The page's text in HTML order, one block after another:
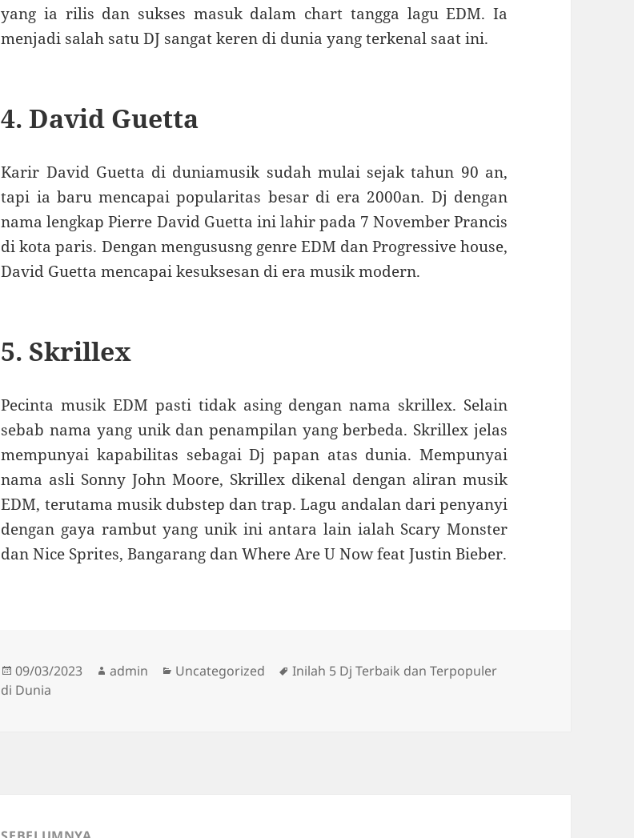
yang ia rilis dan sukses masuk dalam chart tangga lagu EDM. Ia
menjadi salah satu DJ sangat keren di dunia yang terkenal saat ini.
4. David Guetta
Karir David Guetta di duniamusik sudah mulai sejak tahun 90 an,
tapi ia baru mencapai popularitas besar di era 2000an. Dj dengan
nama lengkap Pierre David Guetta ini lahir pada 7 November Prancis
di kota paris. Dengan mengususng genre EDM dan Progressive house,
David Guetta mencapai kesuksesan di era musik modern.
5. Skrillex
Pecinta musik EDM pasti tidak asing dengan nama skrillex. Selain
sebab nama yang unik dan penampilan yang berbeda. Skrillex jelas
mempunyai kapabilitas sebagai Dj papan atas dunia. Mempunyai
nama asli Sonny John Moore, Skrillex dikenal dengan aliran musik
EDM, terutama musik dubstep dan trap. Lagu andalan dari penyanyi
dengan gaya rambut yang unik ini antara lain ialah Scary Monster
dan Nice Sprites, Bangarang dan Where Are U Now feat Justin Bieber.
Diposkan
pada
09/03/2023 Penulis
admin Kategori
Uncategorized Tag
Inilah 5 Dj Terbaik dan Terpopuler
di Dunia